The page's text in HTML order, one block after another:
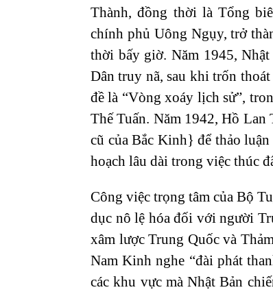
Thành, đồng thời là Tổng
chính phủ Uông Ngụy, trở
thời bấy giờ. Năm 1945,
Dân truy nã, sau khi trốn
đề là “Vòng xoáy lịch sử”,
Thế Tuấn. Năm 1942, Hồ
cũ của Bắc Kinh} để thảo
hoạch lâu dài trong việc thúc
Công việc trọng tâm của Bộ
dục nô lệ hóa đối với người
xâm lược Trung Quốc và
Nam Kinh nghe “đài phát
các khu vực mà Nhật Bản